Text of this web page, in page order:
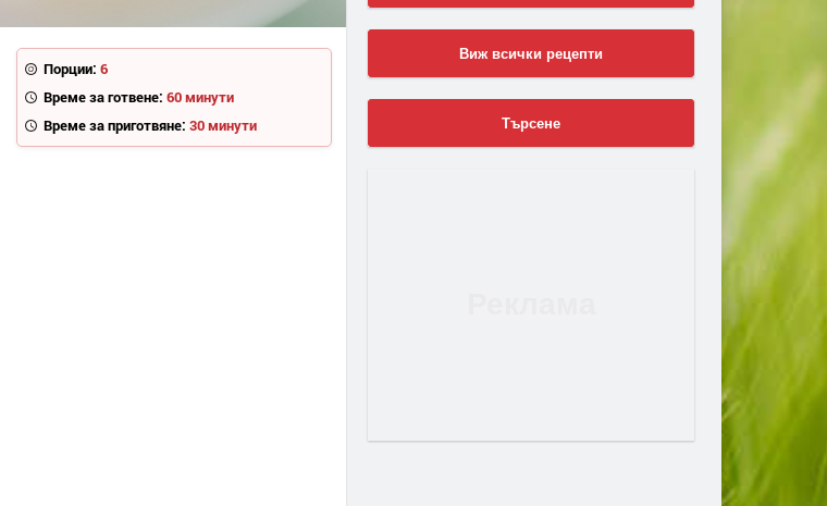
Порции: 6
Време за готвене: 60 минути
Време за приготвяне: 30 минути
Виж всички рецепти
Търсене